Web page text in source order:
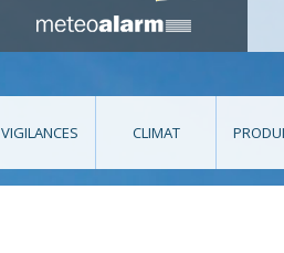
VIGILANCES CLIMAT